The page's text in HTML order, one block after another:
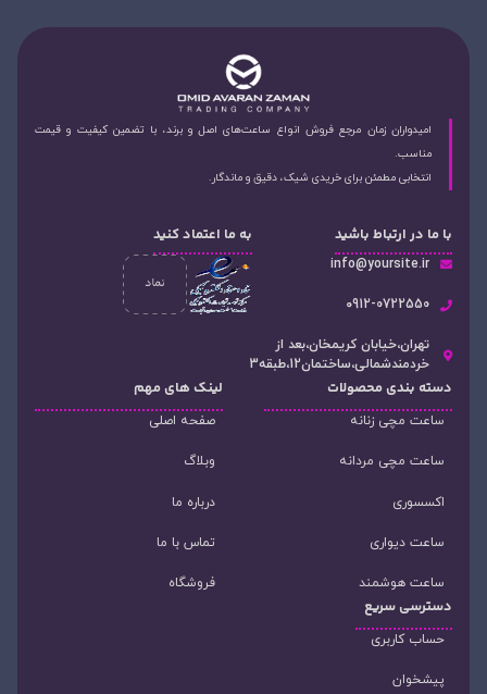
امیدواران زمان مرجع فروش انواع ساعت‌های اصل و برند، با تضمین کیفیت و قیمت
مناسب.
انتخابی مطمئن برای خریدی شیک، دقیق و ماندگار.
با ما در ارتباط باشید
info@yoursite.ir
۰912-0722550
تهران،خیابان کریمخان،بعد از
خردمندشمالی،ساختمان12،طبقه3
به ما اعتماد کنید
دسته‌ بندی محصولات
ساعت مچی زنانه
ساعت مچی مردانه
اکسسوری
ساعت دیواری
ساعت هوشمند
لینک های مهم
صفحه اصلی
وبلاگ
درباره ما
تماس با ما
فروشگاه
دسترسی سریع
حساب کاربری
پیشخوان